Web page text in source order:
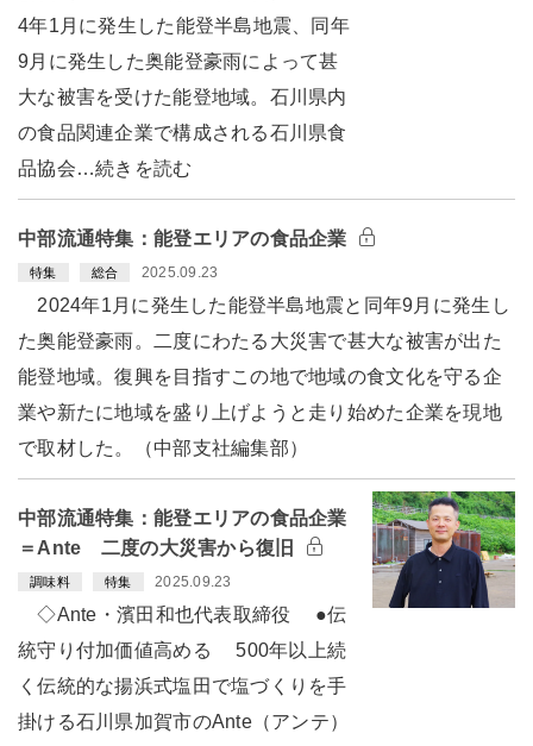
4年1月に発生した能登半島地震、同年
9月に発生した奥能登豪雨によって甚
大な被害を受けた能登地域。石川県内
の食品関連企業で構成される石川県食
品協会…続きを読む
中部流通特集：能登エリアの食品企業
特集 総合 2025.09.23
2024年1月に発生した能登半島地震と同年9月に発生し
た奥能登豪雨。二度にわたる大災害で甚大な被害が出た
能登地域。復興を目指すこの地で地域の食文化を守る企
業や新たに地域を盛り上げようと走り始めた企業を現地
で取材した。（中部支社編集部）
中部流通特集：能登エリアの食品企業
＝Ante 二度の大災害から復旧
調味料 特集 2025.09.23
◇Ante・濱田和也代表取締役 ●伝
統守り付加価値高める 500年以上続
く伝統的な揚浜式塩田で塩づくりを手
掛ける石川県加賀市のAnte（アンテ）